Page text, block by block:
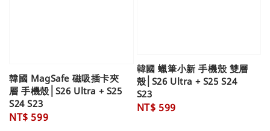
韓國 MagSafe 磁吸插卡夾
層 手機殼│S26 Ultra + S25
S24 S23
Regular
NT$ 599
韓國 蠟筆小新 手機殼 雙層
殼│S26 Ultra + S25 S24
S23
Regular
NT$ 599